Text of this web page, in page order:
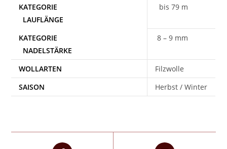
bis 79 m
8 – 9 mm
WOLLARTEN
Filzwolle
SAISON
Herbst / Winter